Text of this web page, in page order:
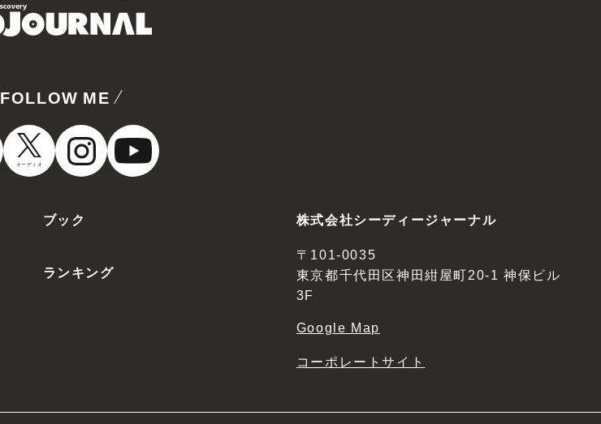
FOLLOW ME
オーディオ
ブック
ランキング
株式会社シーディージャーナル
〒101-0035
東京都千代田区神田紺屋町20-1 神保ビル
3F
Google Map
コーポレートサイト